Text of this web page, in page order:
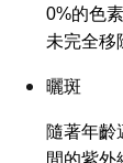
0%的色
未完全移
曬斑
隨著年齡
間的紫外